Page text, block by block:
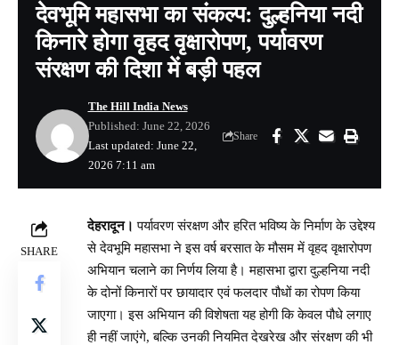
देवभूमि महासभा का संकल्प: दुल्हनिया नदी
किनारे होगा वृहद वृक्षारोपण, पर्यावरण
संरक्षण की दिशा में बड़ी पहल
Last updated: June 22,
2026 7:11 am
The Hill India News
Published: June 22, 2026
Share
SHARE
देहरादून। पर्यावरण संरक्षण और हरित भविष्य के निर्माण के उद्देश्य
से देवभूमि महासभा ने इस वर्ष बरसात के मौसम में वृहद वृक्षारोपण
अभियान चलाने का निर्णय लिया है। महासभा द्वारा दुल्हनिया नदी
के दोनों किनारों पर छायादार एवं फलदार पौधों का रोपण किया
जाएगा। इस अभियान की विशेषता यह होगी कि केवल पौधे लगाए
ही नहीं जाएंगे, बल्कि उनकी नियमित देखरेख और संरक्षण की भी